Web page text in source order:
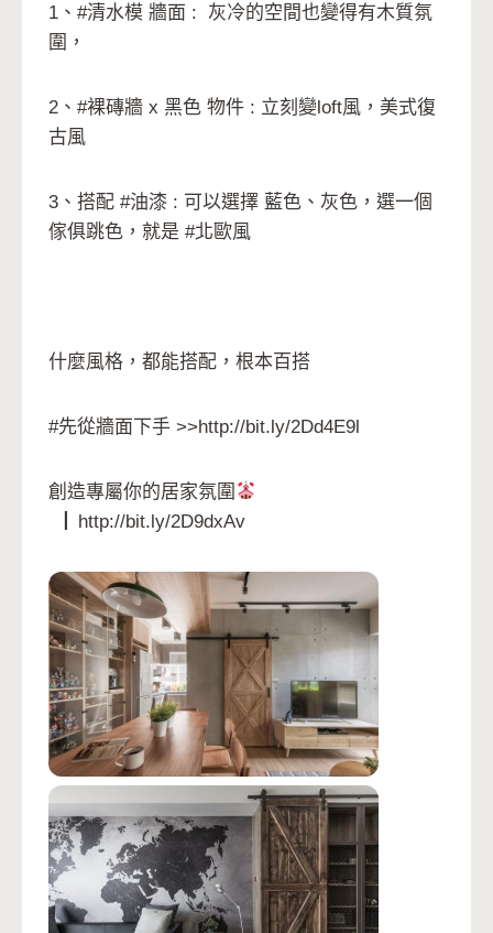
1、#清水模 牆面 : 灰冷的空間也變得有木質氛
圍，
2、#裸磚牆 x 黑色 物件 : 立刻變loft風，美式復
古風
3、搭配 #油漆 : 可以選擇 藍色、灰色，選一個
傢俱跳色，就是 #北歐風
什麼風格，都能搭配，根本百搭
#先從牆面下手 >>http://bit.ly/2Dd4E9l
創造專屬你的居家氛圍
▕ http://bit.ly/2D9dxAv